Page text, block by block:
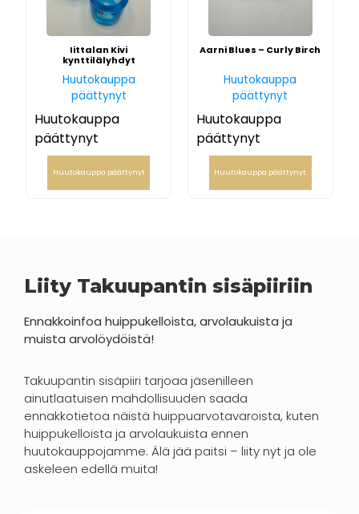
Iittalan Kivi
kynttilälyhdyt
Huutokauppa
päättynyt
Huutokauppa
päättynyt
Huutokauppa päättynyt
Aarni Blues – Curly Birch
Huutokauppa
päättynyt
Huutokauppa
päättynyt
Huutokauppa päättynyt
Liity Takuupantin sisäpiiriin
Ennakkoinfoa huippukelloista, arvolaukuista ja
muista arvolöydöistä!
Takuupantin sisäpiiri tarjoaa jäsenilleen
ainutlaatuisen mahdollisuuden saada
ennakkotietoa näistä huippuarvotavaroista, kuten
huippukelloista ja arvolaukuista ennen
huutokauppojamme. Älä jää paitsi – liity nyt ja ole
askeleen edellä muita!